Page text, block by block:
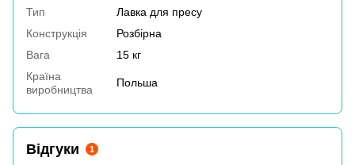
Тип
Лавка для пресу
Конструкція
Розбірна
Вага
15 кг
Країна
виробництва
Польша
Відгуки 1